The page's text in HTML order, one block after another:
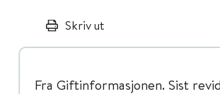
Skriv ut
Fra Giftinformasjonen. Sist